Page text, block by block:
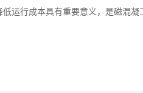
运行成本具有重要意义，是磁混